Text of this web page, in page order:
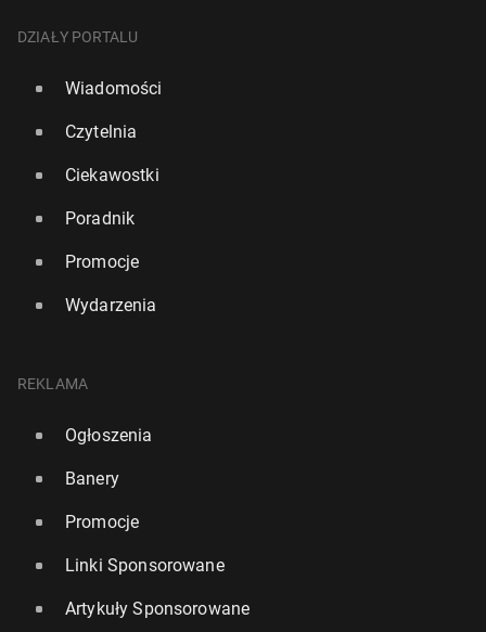
DZIAŁY PORTALU
Wiadomości
Czytelnia
Ciekawostki
Poradnik
Promocje
Wydarzenia
REKLAMA
Ogłoszenia
Banery
Promocje
Linki Sponsorowane
Artykuły Sponsorowane